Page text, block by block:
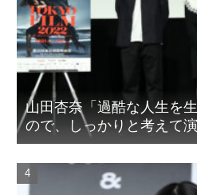
山田杏奈「過酷な人生を
ので、しっかりと考えて
『山女』東京国際映画祭